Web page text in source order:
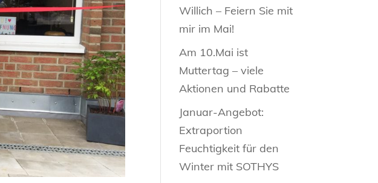
Willich – Feiern Sie mit
mir im Mai!
Am 10.Mai ist
Muttertag – viele
Aktionen und Rabatte
Januar-Angebot:
Extraportion
Feuchtigkeit für den
Winter mit SOTHYS